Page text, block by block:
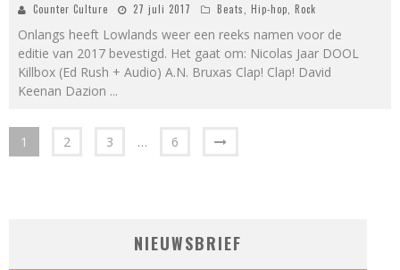
Counter Culture 27 juli 2017 Beats Hip-hop Rock
Onlangs heeft Lowlands weer een reeks namen voor de
editie van 2017 bevestigd. Het gaat om: Nicolas Jaar DOOL
Killbox (Ed Rush + Audio) A.N. Bruxas Clap! Clap! David
Keenan Dazion ...
1 2 3 … 6
NIEUWSBRIEF